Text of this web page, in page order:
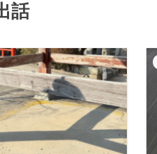
話